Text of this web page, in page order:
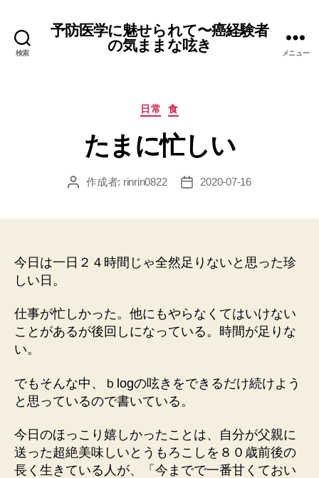
検索
予防医学に魅せられて〜癌経験者
の気ままな呟き
メニュー
カ
ゴ
リ
日常 食
たまに忙しい
投 作成者: rinrin0822
投
2020-07-16
今日は一日２４時間じゃ全然足りないと思った珍
しい日。
仕事が忙しかった。他にもやらなくてはいけない
ことがあるが後回しになっている。時間が足りな
い。
でもそんな中、ｂlogの呟きをできるだけ続けよう
と思っているので書いている。
今日のほっこり嬉しかったことは、自分が父親に
送った超絶美味しいとうもろこしを８０歳前後の
長く生きている人が、「今までで一番甘くておい